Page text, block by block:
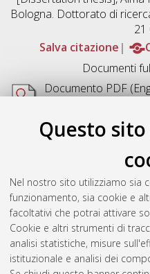
Questo
Nel nostro sito utilizziamo sia
funzionamento, sia cookie e
facoltativi che potrai attivare
Cookie e altri strumenti di
analisi statistiche, misure
istituzionale e analisi dei
Bologna. Dottorato di
21
Salva citazione
Documenti
Documento PDF
Acrobat Reader
Download (9MB)
Altri
Gestione